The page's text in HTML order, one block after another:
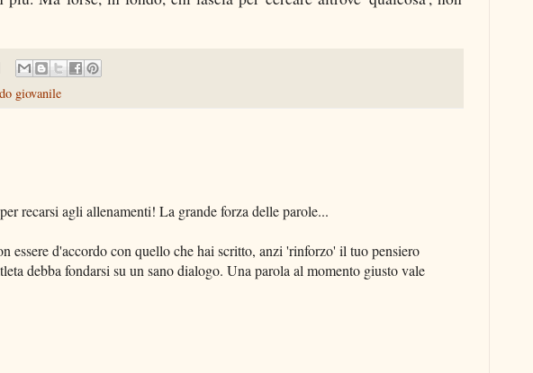
giovanile
recarsi agli allenamenti! La grande forza delle parole...
essere d'accordo con quello che hai scritto, anzi 'rinforzo' il tuo pensiero
debba fondarsi su un sano dialogo. Una parola al momento giusto vale